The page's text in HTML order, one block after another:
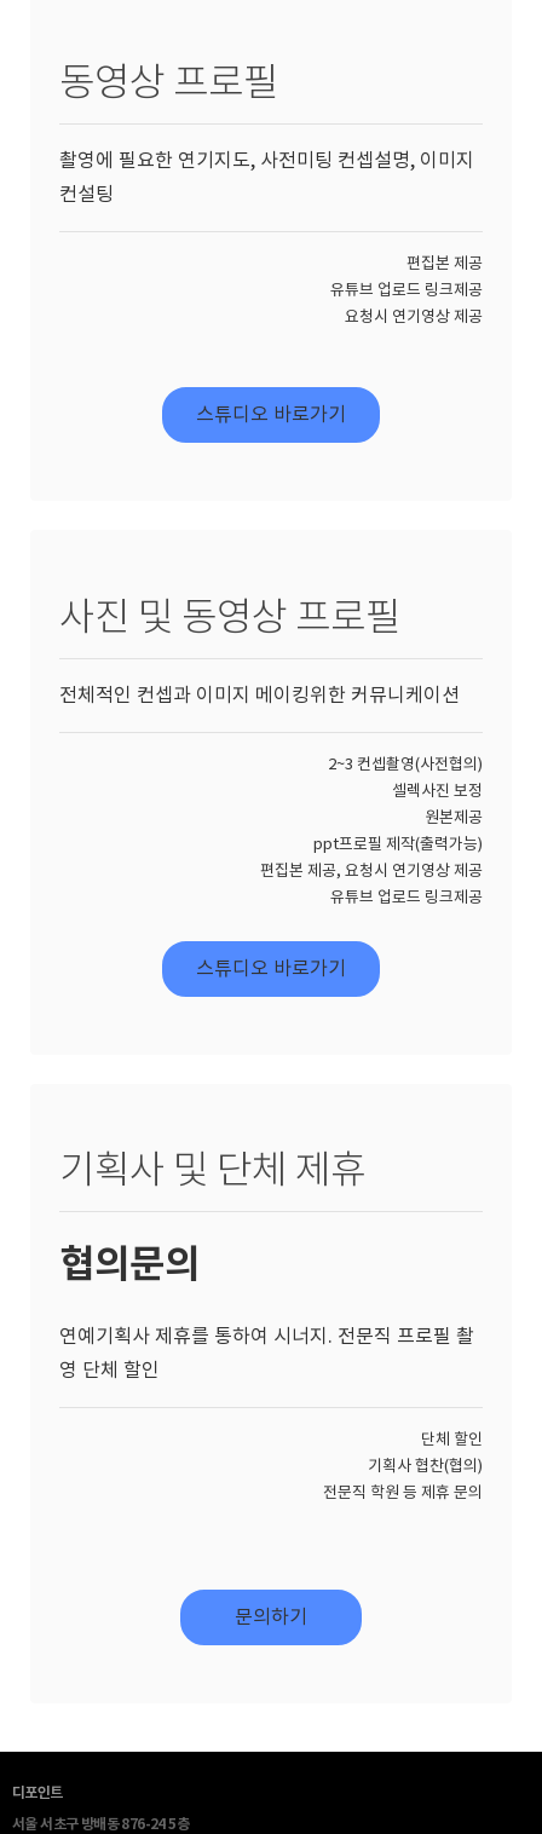
동영상 프로필
촬영에 필요한 연기지도, 사전미팅 컨셉설명, 이미지
컨설팅
편집본 제공
유튜브 업로드 링크제공
요청시 연기영상 제공
스튜디오 바로가기
사진 및 동영상 프로필
전체적인 컨셉과 이미지 메이킹위한 커뮤니케이션
2~3 컨셉촬영(사전협의)
셀렉사진 보정
원본제공
ppt프로필 제작(출력가능)
편집본 제공, 요청시 연기영상 제공
유튜브 업로드 링크제공
스튜디오 바로가기
기획사 및 단체 제휴
협의문의
연예기획사 제휴를 통하여 시너지. 전문직 프로필 촬
영 단체 할인
단체 할인
기획사 협찬(협의)
전문직 학원 등 제휴 문의
문의하기
디포인트
서울 서초구 방배동 876-24 5층